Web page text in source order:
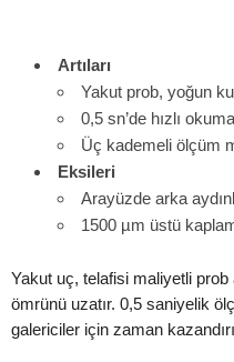
Artıları
Yakut prob, yoğun
0,5 sn’de hızlı okuma
Üç kademeli ölçüm
Eksileri
Arayüzde arka
1500 µm üstü
Yakut uç, telafisi maliyetli prob
ömrünü uzatır. 0,5 saniyelik
galericiler için zaman